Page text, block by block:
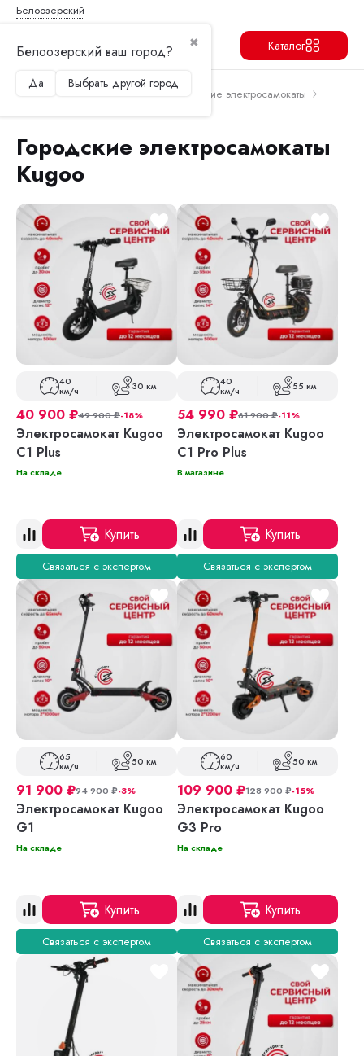
Белоозерский
✖
Белоозерский ваш город?
Да Выбрать другой город
Каталог
Главная Электросамокаты
Городские электросамокаты
Городские электросамокаты
Kugoo
40
км/ч 30 км
40 900 ₽49 900₽-18%
Электросамокат Kugoo
C1 Plus
На складе
Купить
Связаться с экспертом
40
км/ч 55 км
54 990 ₽61 900₽-11%
Электросамокат Kugoo
C1 Pro Plus
В магазине
Купить
Связаться с экспертом
65
км/ч 50 км
91 900 ₽94 900₽-3%
Электросамокат Kugoo
G1
На складе
Купить
Связаться с экспертом
60
км/ч 50 км
109 900 ₽128 900₽-15%
Электросамокат Kugoo
G3 Pro
На складе
Купить
Связаться с экспертом
Продолжить Перейти в корзину